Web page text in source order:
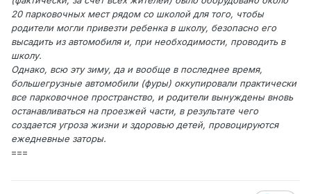
20 парковочных мест рядом со школой для того, чтобы
родители могли привезти ребенка в школу, безопасно его
высадить из автомобиля и, при необходимости, проводить в
школу.
Однако, всю эту зиму, да и вообще в последнее время,
большегрузные автомобили (фуры) оккупировали практически
все парковочное пространство, и родители вынуждены вновь
останавливаться на проезжей части, в результате чего
создается угроза жизни и здоровью детей, провоцируются
ежедневные заторы.
===